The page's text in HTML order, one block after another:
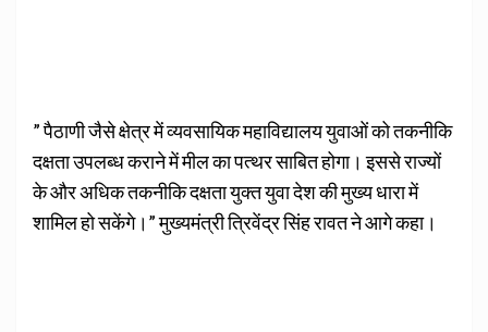
” पैठाणी जैसे क्षेत्र में व्यवसायिक महाविद्यालय युवाओं को तकनीकि
दक्षता उपलब्ध कराने में मील का पत्थर साबित होगा। इससे राज्यों
के और अधिक तकनीकि दक्षता युक्त युवा देश की मुख्य धारा में
शामिल हो सकेंगे।” मुख्यमंत्री त्रिवेंद्र सिंह रावत ने आगे कहा।